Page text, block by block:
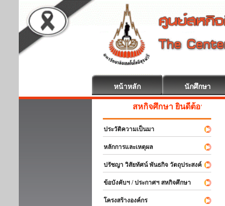
หน้าหลัก นักศึกษา
สหกิจศึกษา ยินดีต้อนรับ
ประวัติความเป็นมา
หลักการและเหตุผล
ปรัชญา วิสัยทัศน์ พันธกิจ วัตถุประสงค์
ข้อบังคับฯ / ประกาศฯ สหกิจศึกษา
โครงสร้างองค์กร